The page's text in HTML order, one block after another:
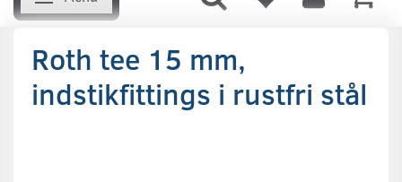
Roth tee 15 mm,
indstikfittings i rustfri stål